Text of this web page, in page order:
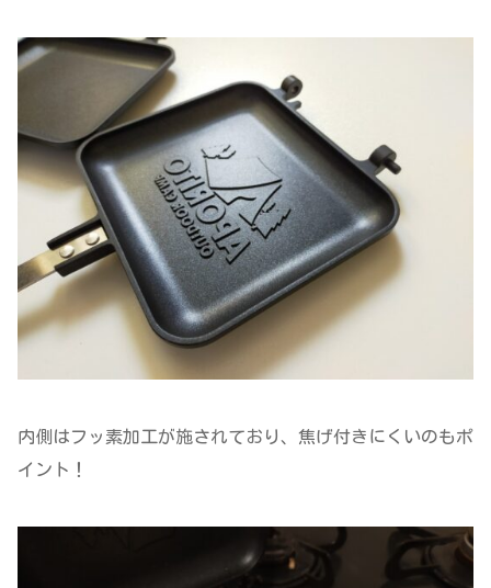
内側はフッ素加工が施されており、焦げ付きにくいのもポ
イント！